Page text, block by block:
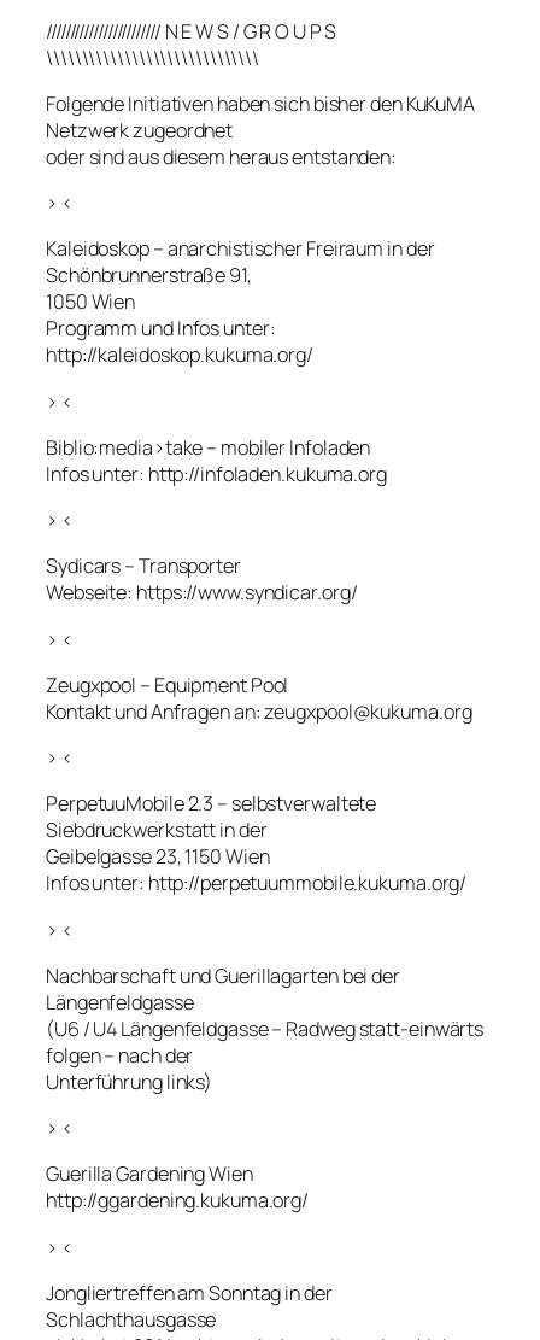
//////////////////////// N E W S / G R O U P S
\\\\\\\\\\\\\\\\\\\\\\\\\\\\\\
Folgende Initiativen haben sich bisher den KuKuMA
Netzwerk zugeordnet
oder sind aus diesem heraus entstanden:
> <
Kaleidoskop – anarchistischer Freiraum in der
Schönbrunnerstraße 91,
1050 Wien
Programm und Infos unter:
http://kaleidoskop.kukuma.org/
> <
Biblio:media>take – mobiler Infoladen
Infos unter: http://infoladen.kukuma.org
> <
Sydicars – Transporter
Webseite: https://www.syndicar.org/
> <
Zeugxpool – Equipment Pool
Kontakt und Anfragen an: zeugxpool@kukuma.org
> <
PerpetuuMobile 2.3 – selbstverwaltete
Siebdruckwerkstatt in der
Geibelgasse 23, 1150 Wien
Infos unter: http://perpetuummobile.kukuma.org/
> <
Nachbarschaft und Guerillagarten bei der
Längenfeldgasse
(U6 / U4 Längenfeldgasse – Radweg statt-einwärts
folgen – nach der
Unterführung links)
> <
Guerilla Gardening Wien
http://ggardening.kukuma.org/
> <
Jongliertreffen am Sonntag in der
Schlachthausgasse